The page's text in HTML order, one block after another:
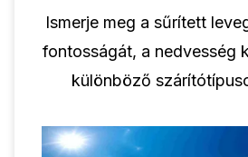
Ismerje meg a sűrített
fontosságát, a nedvesség
különböző
hatékonyságának